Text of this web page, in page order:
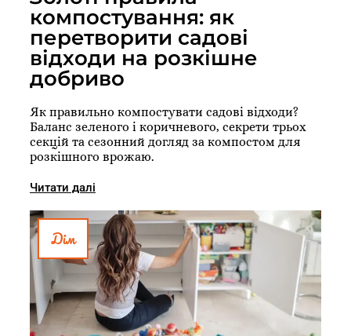
компостування: як
перетворити садові
відходи на розкішне
добриво
Як правильно компостувати садові відходи?
Баланс зеленого і коричневого, секрети трьох
секцій та сезонний догляд за компостом для
розкішного врожаю.
Читати далі
Дім